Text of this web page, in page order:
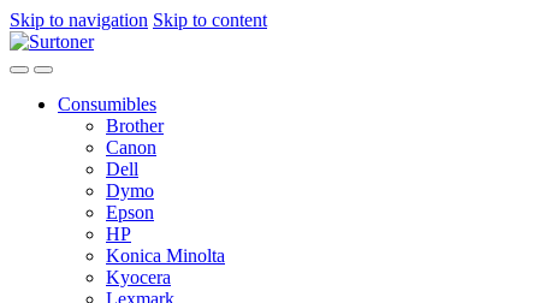
Skip to navigation Skip to content
Consumibles
Brother
Canon
Dell
Dymo
Epson
HP
Konica Minolta
Kyocera
Lexmark